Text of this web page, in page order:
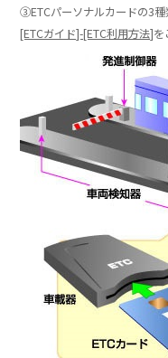
③ETCパーソナルカードの3
[ETCガイド]-[ETC利用方法]を